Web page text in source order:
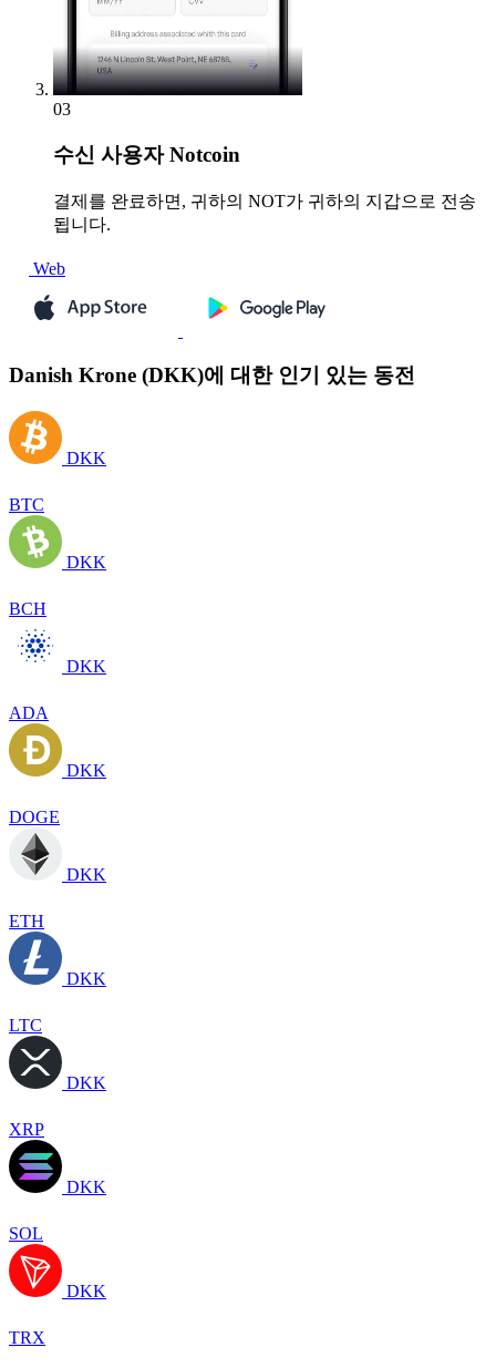
03
수신 사용자 Notcoin
결제를 완료하면, 귀하의 NOT가 귀하의 지갑으로 전송
됩니다.
Web
Danish Krone (DKK)에 대한 인기 있는 동전
DKK
BTC
DKK
BCH
DKK
ADA
DKK
DOGE
DKK
ETH
DKK
LTC
DKK
XRP
DKK
SOL
DKK
TRX